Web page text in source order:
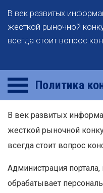
В век развитых
жесткой рыночной
всегда стоит вопрос
Политика
В век развитых
жесткой рыночной
всегда стоит вопрос
Администрация
обрабатывает